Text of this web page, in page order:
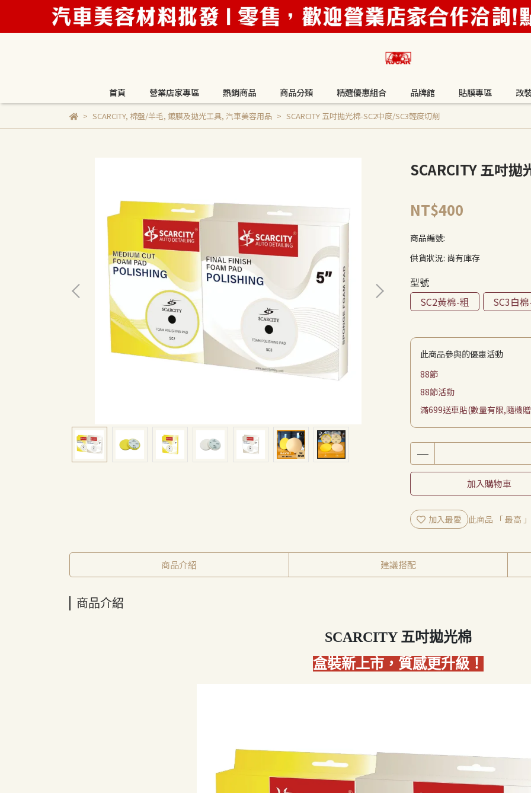
首頁 營業店家專區 熱銷商品 商品分類 精選優惠組合 品牌館 貼膜專區 改
SCARCITY, 棉盤/羊毛, 鍍膜及拋光工具, 汽車美容用品 SCARCITY 五吋拋光棉-SC2中度/SC3輕度切削
SCARCITY 五吋
NT$400
商品編號:
供貨狀況: 尚有庫存
型號
SC2黃棉-粗
SC3白
此商品參與的優惠活動
88節
88節活動
滿699送車貼(數量有限,隨機
加入購物車
加入最愛 此商品 「 最高
商品介紹 建議搭配
商品介紹
SCARCITY 五吋拋光棉
盒裝新上市，質感更升級！